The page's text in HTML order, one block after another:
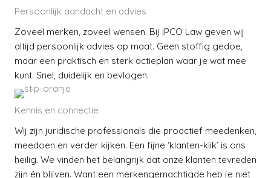
Persoonlijk aandacht en advies
Zoveel merken, zoveel wensen. Bij IPCO Law geven wij
altijd persoonlijk advies op maat. Geen stoffig gedoe,
maar een praktisch en sterk actieplan waar je wat mee
kunt. Snel, duidelijk en bevlogen.
Kennis en connectie
Wij zijn juridische professionals die proactief meedenken,
meedoen en verder kijken. Een fijne ‘klanten-klik’ is ons
heilig. We vinden het belangrijk dat onze klanten tevreden
zijn én blijven. Want een merkengemachtigde heb je niet